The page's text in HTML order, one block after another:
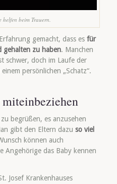
helfen beim Trauern.
gemacht, dass es für
gehalten zu haben. Manchen
schwer, doch im Laufe der
persönlichen „Schatz“.
begrüßen, es anzusehen
gibt den Eltern dazu so viel
können auch
Angehörige das Baby kennen
Josef Krankenhauses